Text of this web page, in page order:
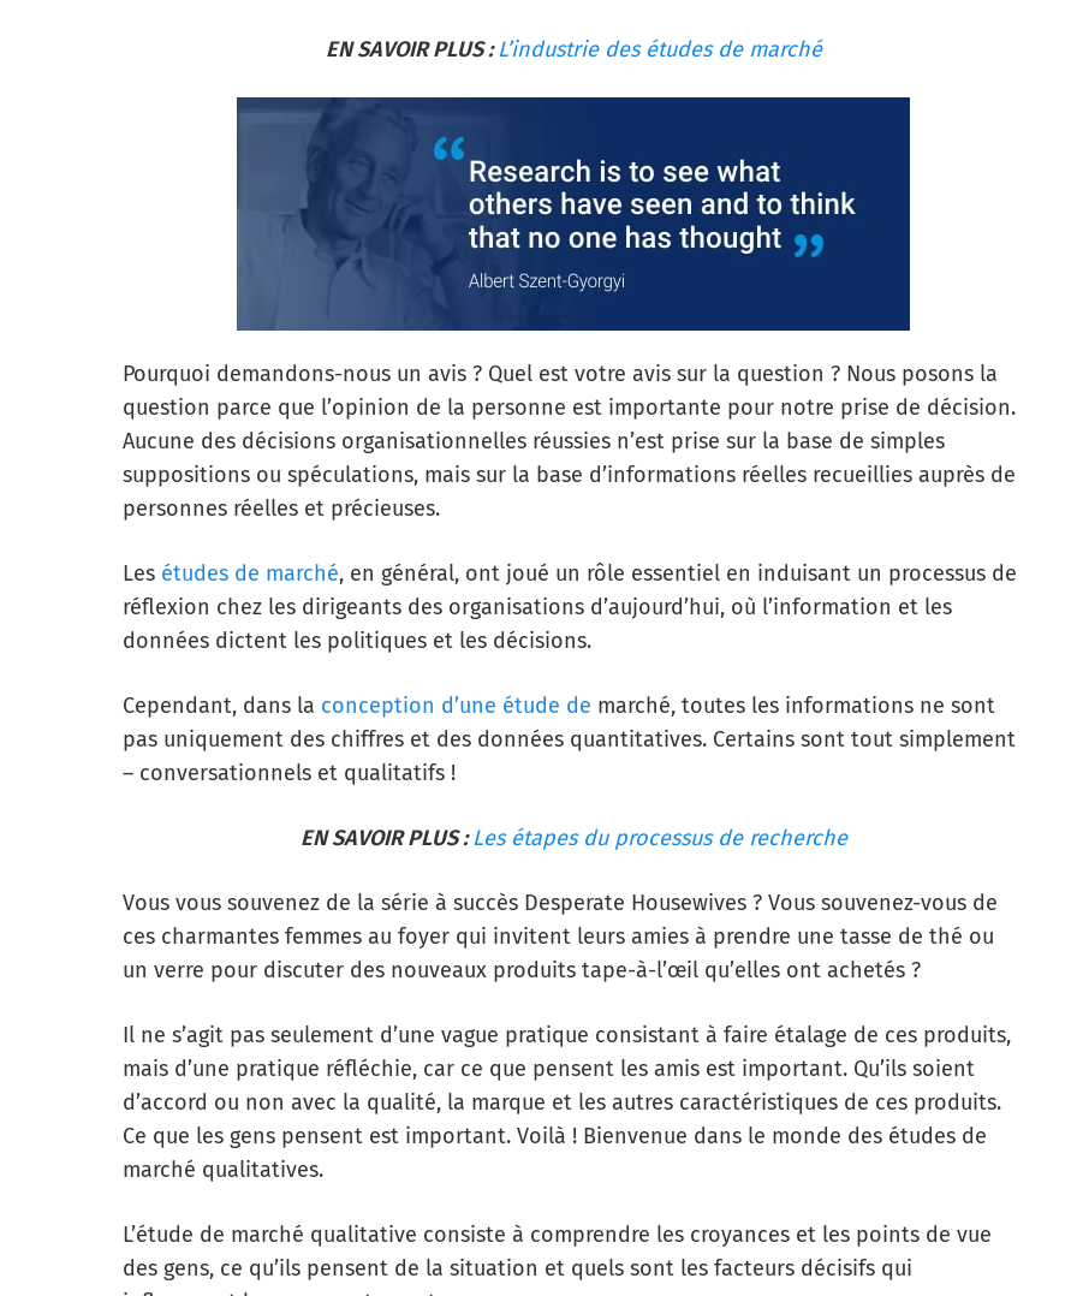
EN SAVOIR PLUS :L’industrie des études de marché
Pourquoi demandons-nous un avis ? Quel est votre avis sur la question ? Nous posons la
question parce que l’opinion de la personne est importante pour notre prise de décision.
Aucune des décisions organisationnelles réussies n’est prise sur la base de simples
suppositions ou spéculations, mais sur la base d’informations réelles recueillies auprès de
personnes réelles et précieuses.
Les études de marché, en général, ont joué un rôle essentiel en induisant un processus de
réflexion chez les dirigeants des organisations d’aujourd’hui, où l’information et les
données dictent les politiques et les décisions.
Cependant, dans la conception d’une étude de marché, toutes les informations ne sont
pas uniquement des chiffres et des données quantitatives. Certains sont tout simplement
– conversationnels et qualitatifs !
EN SAVOIR PLUS : Les étapes du processus de recherche
Vous vous souvenez de la série à succès Desperate Housewives ? Vous souvenez-vous de
ces charmantes femmes au foyer qui invitent leurs amies à prendre une tasse de thé ou
un verre pour discuter des nouveaux produits tape-à-l’œil qu’elles ont achetés ?
Il ne s’agit pas seulement d’une vague pratique consistant à faire étalage de ces produits,
mais d’une pratique réfléchie, car ce que pensent les amis est important. Qu’ils soient
d’accord ou non avec la qualité, la marque et les autres caractéristiques de ces produits.
Ce que les gens pensent est important. Voilà ! Bienvenue dans le monde des études de
marché qualitatives.
L’étude de marché qualitative consiste à comprendre les croyances et les points de vue
des gens, ce qu’ils pensent de la situation et quels sont les facteurs décisifs qui